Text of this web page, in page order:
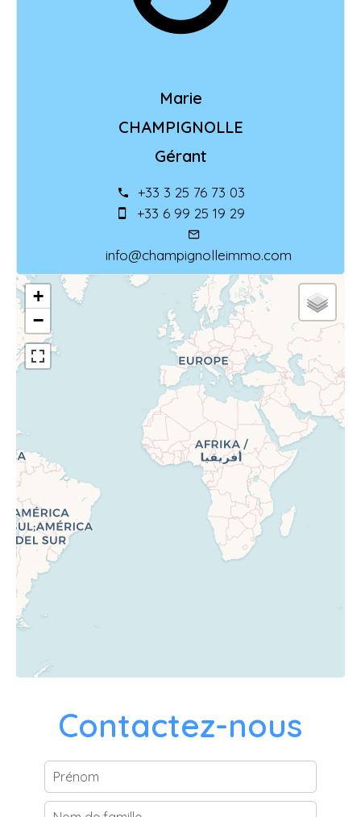
Marie
CHAMPIGNOLLE
Gérant
+33 3 25 76 73 03
+33 6 99 25 19 29
info@champignolleimmo.com
+
−
Contactez-nous